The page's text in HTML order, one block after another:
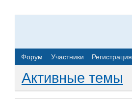
Форум Участники Регистрация
Активные темы